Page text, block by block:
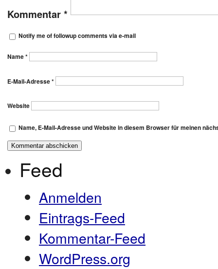
Kommentar *
Notify me of followup comments via e-mail
Name*
E-Mail-Adresse*
Website
Name, E-Mail-Adresse und Website in diesem Browser für meinen
Feed
Anmelden
Eintrags-Feed
Kommentar-Feed
WordPress.org